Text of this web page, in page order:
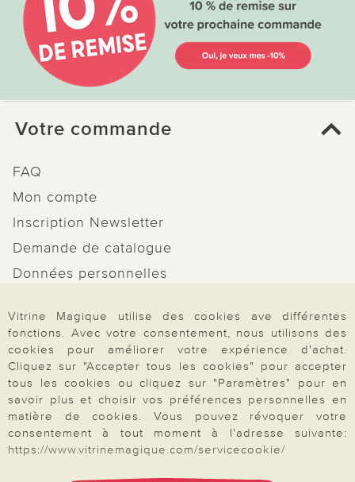
4 sur 5 ont trouvé cette évaluation utile.
utile pas utile
Votre commande
FAQ
Mon compte
Inscription Newsletter
Demande de catalogue
Données personnelles
Rétractation
Paiement & Livraison
À propos de nous
Vitrine Magique utilise des cookies ave différentes
fonctions. Avec votre consentement, nous utilisons des
cookies pour améliorer votre expérience d'achat.
Cliquez sur "Accepter tous les cookies" pour accepter
tous les cookies ou cliquez sur "Paramètres" pour en
savoir plus et choisir vos préférences personnelles en
matière de cookies. Vous pouvez révoquer votre
consentement à tout moment à l'adresse suivante:
https://www.vitrinemagique.com/servicecookie/